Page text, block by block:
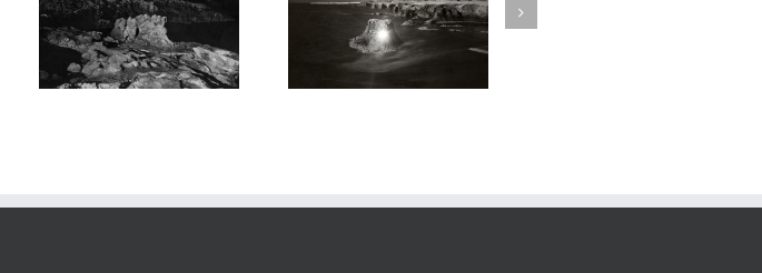
Sortilege #031 sortilege#030